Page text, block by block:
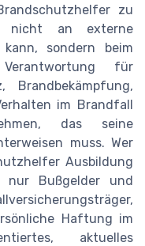
zu
nicht an externe
sondern beim
für
Brandbekämpfung,
im Brandfall
das seine
muss. Wer
Ausbildung
Bußgelder und
Haftung im
aktuelles